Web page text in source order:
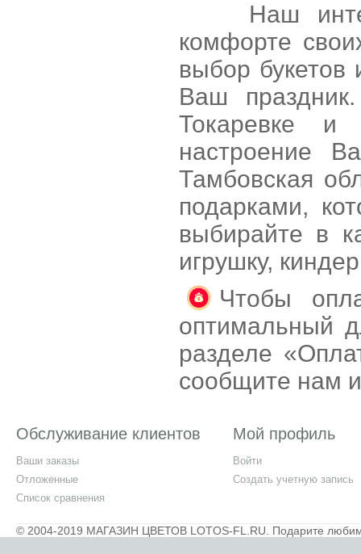
Наш
комфорте
выбор букетов
Ваш
Токаревке и
настроение
Тамбовская
подарками,
выбирайте в
игрушку,
Чтобы
оптимальный
разделе
сообщите нам
Обслуживание клиентов
Ваши заказы
Отложенные
Список сравнения
Мой профиль
Войти
Создать учетную запись
© 2004-2019 МАГАЗИН ЦВЕТОВ LOTOS-FL.RU. Подарите